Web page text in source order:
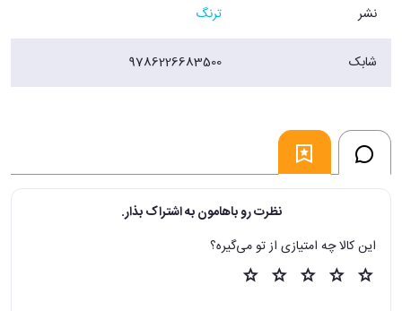
نشر ترنگ
شابک 9786226683500
نظرت رو باهامون به اشتراک بذار.
این کالا چه امتیازی از تو می‌گیره؟